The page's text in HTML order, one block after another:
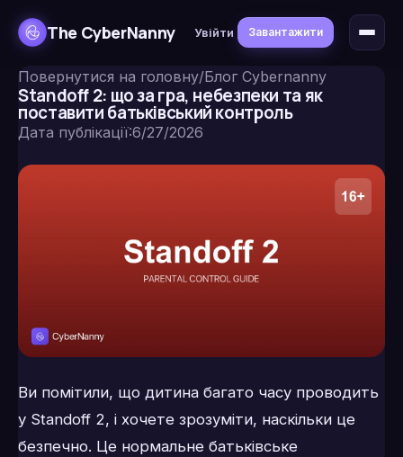
The CyberNanny Увійти Завантажити
Повернутися на головну/Блог Cybernanny
Standoff 2: що за гра, небезпеки та як
поставити батьківський контроль
Дата публікації:6/27/2026
Ви помітили, що дитина багато часу проводить
у Standoff 2, і хочете зрозуміти, наскільки це
безпечно. Це нормальне батьківське